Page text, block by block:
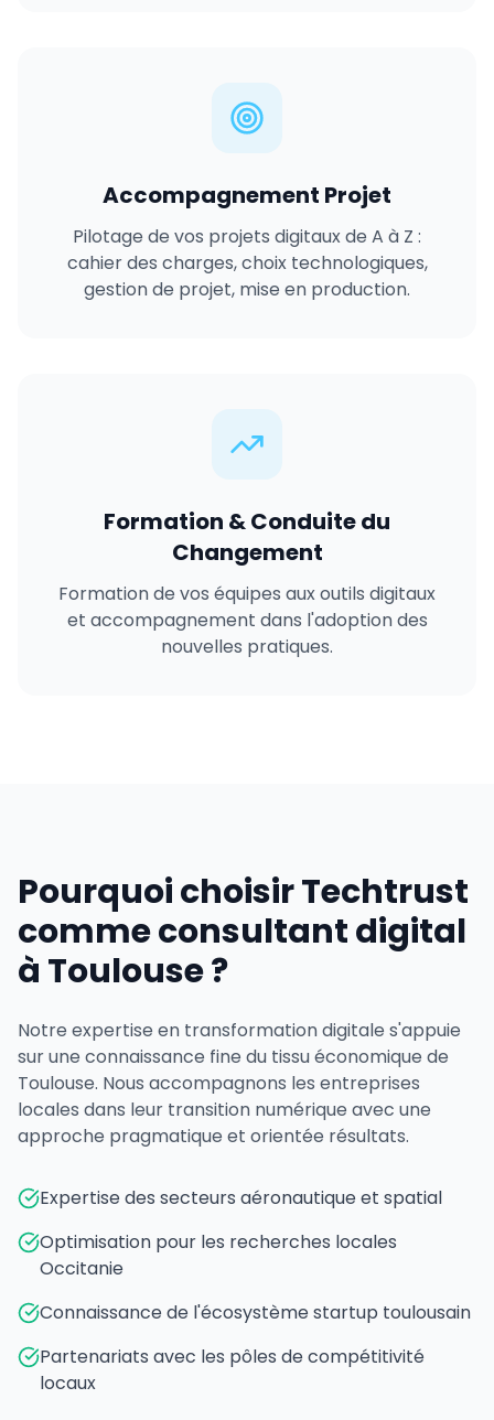
Accompagnement Projet
Pilotage de vos projets digitaux de A à Z :
cahier des charges, choix technologiques,
gestion de projet, mise en production.
Formation & Conduite du
Changement
Formation de vos équipes aux outils digitaux
et accompagnement dans l'adoption des
nouvelles pratiques.
Pourquoi choisir Techtrust
comme consultant digital
à Toulouse ?
Notre expertise en transformation digitale s'appuie
sur une connaissance fine du tissu économique de
Toulouse. Nous accompagnons les entreprises
locales dans leur transition numérique avec une
approche pragmatique et orientée résultats.
Expertise des secteurs aéronautique et spatial
Optimisation pour les recherches locales
Occitanie
Connaissance de l'écosystème startup toulousain
Partenariats avec les pôles de compétitivité
locaux